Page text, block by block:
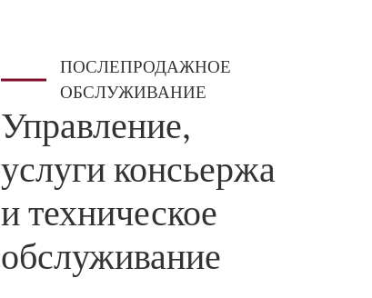
ПОСЛЕПРОДАЖНОЕ
ОБСЛУЖИВАНИЕ
Управление,
услуги консьержа
и техническое
обслуживание